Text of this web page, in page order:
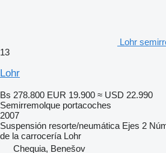
Lohr
13
Lohr
Bs 278.800 EUR 19.900 ≈ USD 22.990
Semirremolque portacoches
2007
Suspensión resorte/neumática Ejes 2
de la carrocería Lohr
Chequia, Benešov